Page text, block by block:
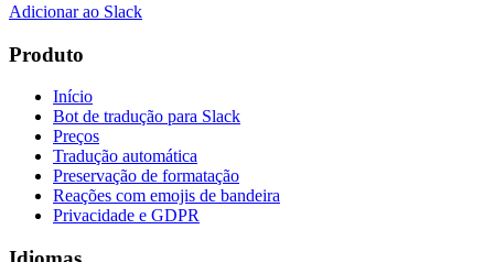
Adicionar ao Slack
Produto
Início
Bot de tradução para Slack
Preços
Tradução automática
Preservação de formatação
Reações com emojis de bandeira
Privacidade e GDPR